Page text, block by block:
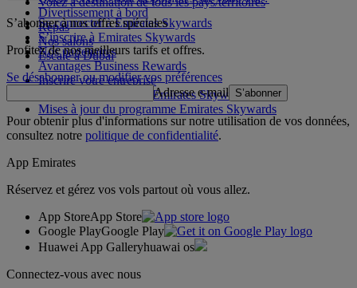
Divertissement à bord
Repas
Nos salons
Escale à Dubai
Se connecter à Emirates Skywards
S’inscrire à Emirates Skywards
Nos partenaires
Avantages Business Rewards
Inscrire votre entreprise
Règles du programme Emirates Skywards
Mises à jour du programme Emirates Skywards
S’abonner à nos offres spéciales
Profitez de nos meilleurs tarifs et offres.
Se désabonner ou modifier vos préférences
Adresse e-mail S’abonner
Pour obtenir plus d'informations sur notre utilisation de vos données,
consultez notre politique de confidentialité.
App Emirates
Réservez et gérez vos vols partout où vous allez.
App StoreApp Store
Google PlayGoogle Play
Huawei App Galleryhuawai os
Connectez-vous avec nous